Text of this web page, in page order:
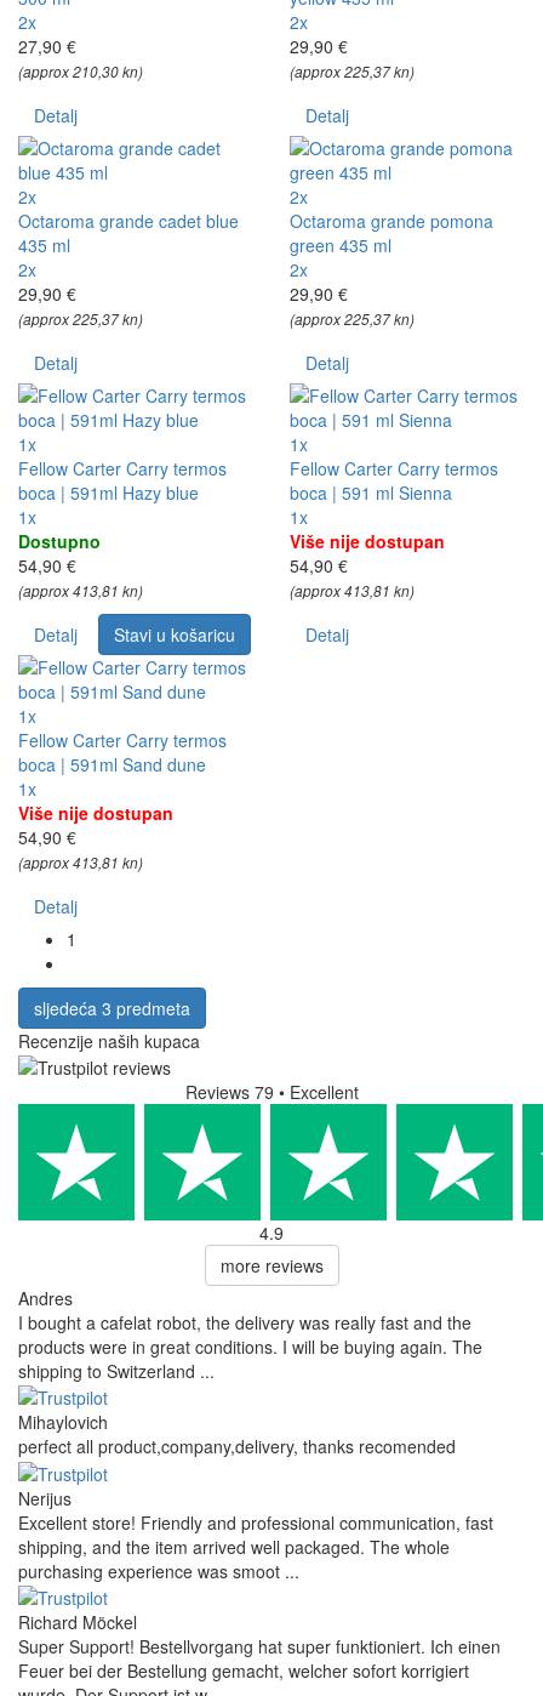
2x
27,90 €
(approx 210,30 kn)
Detalj
2x
29,90 €
(approx 225,37 kn)
Detalj
2x
Octaroma grande cadet blue
435 ml
2x
29,90 €
(approx 225,37 kn)
Detalj
2x
Octaroma grande pomona
green 435 ml
2x
29,90 €
(approx 225,37 kn)
Detalj
1x
Fellow Carter Carry termos
boca | 591ml Hazy blue
1x
Dostupno
54,90 €
(approx 413,81 kn)
Detalj Stavi u košaricu
1x
Fellow Carter Carry termos
boca | 591 ml Sienna
1x
Više nije dostupan
54,90 €
(approx 413,81 kn)
Detalj
1x
Fellow Carter Carry termos
boca | 591ml Sand dune
1x
Više nije dostupan
54,90 €
(approx 413,81 kn)
Detalj
1
sljedeća 3 predmeta
Recenzije naših kupaca
Reviews 79 • Excellent
4.9
more reviews
Andres
I bought a cafelat robot, the delivery was really fast and the
products were in great conditions. I will be buying again. The
shipping to Switzerland ...
Mihaylovich
perfect all product,company,delivery, thanks recomended
Nerijus
Excellent store! Friendly and professional communication, fast
shipping, and the item arrived well packaged. The whole
purchasing experience was smoot ...
Richard Möckel
Super Support! Bestellvorgang hat super funktioniert. Ich einen
Feuer bei der Bestellung gemacht, welcher sofort korrigiert